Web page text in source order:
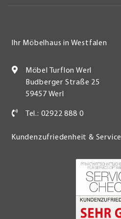
Ihr Möbelhaus in Westfalen
Möbel Turflon Werl
Budberger Straße 25
59457 Werl
Tel.: 02922 888 0
Kundenzufriedenheit & Service